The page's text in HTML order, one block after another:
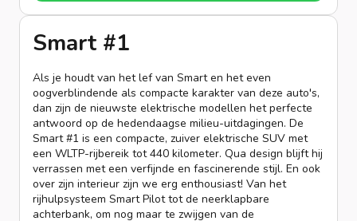
Smart #1
Als je houdt van het lef van Smart en het even
oogverblindende als compacte karakter van deze auto's,
dan zijn de nieuwste elektrische modellen het perfecte
antwoord op de hedendaagse milieu-uitdagingen. De
Smart #1 is een compacte, zuiver elektrische SUV met
een WLTP-rijbereik tot 440 kilometer. Qua design blijft hij
verrassen met een verfijnde en fascinerende stijl. En ook
over zijn interieur zijn we erg enthousiast! Van het
rijhulpsysteem Smart Pilot tot de neerklapbare
achterbank, om nog maar te zwijgen van de